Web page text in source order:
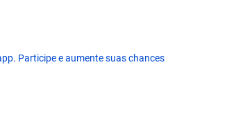
Participe e aumente suas chances